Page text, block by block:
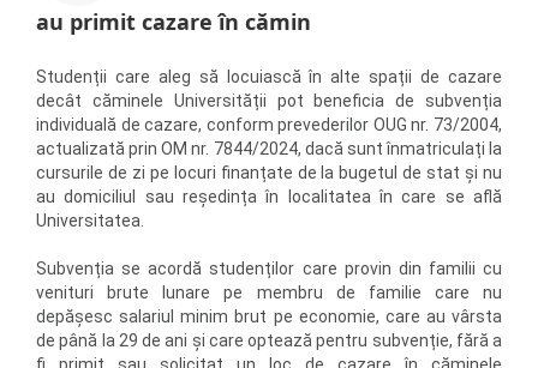
au primit cazare în cămin
Studenții care aleg să locuiască în alte spații de cazare
decât căminele Universității pot beneficia de subvenția
individuală de cazare, conform prevederilor OUG nr. 73/2004,
actualizată prin OM nr. 7844/2024, dacă sunt înmatriculați la
cursurile de zi pe locuri finanțate de la bugetul de stat și nu
au domiciliul sau reședința în localitatea în care se află
Universitatea.
Subvenția se acordă studenților care provin din familii cu
venituri brute lunare pe membru de familie care nu
depășesc salariul minim brut pe economie, care au vârsta
de până la 29 de ani și care optează pentru subvenție, fără a